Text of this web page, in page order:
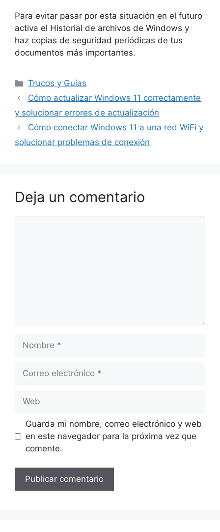
Para evitar pasar por esta situación en el futuro
activa el Historial de archivos de Windows y
haz copias de seguridad periódicas de tus
documentos más importantes.
Trucos y Guías
Cómo actualizar Windows 11 correctamente
y solucionar errores de actualización
Cómo conectar Windows 11 a una red WiFi y
solucionar problemas de conexión
Deja un comentario
Guarda mi nombre, correo electrónico y web
en este navegador para la próxima vez que
comente.